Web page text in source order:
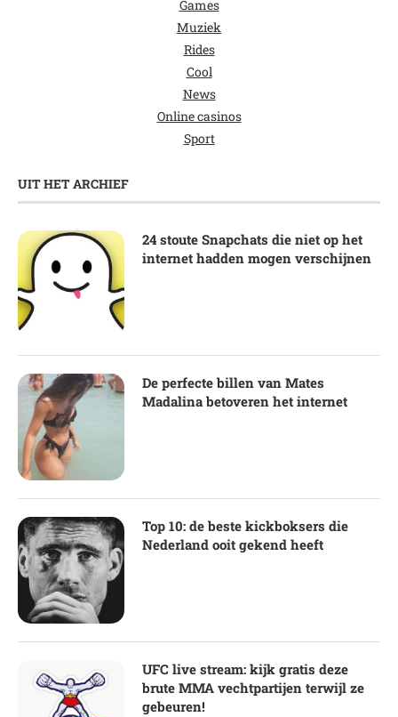
Games
Muziek
Rides
Cool
News
Online casinos
Sport
UIT HET ARCHIEF
24 stoute Snapchats die niet op het
internet hadden mogen verschijnen
De perfecte billen van Mates
Madalina betoveren het internet
Top 10: de beste kickboksers die
Nederland ooit gekend heeft
UFC live stream: kijk gratis deze
brute MMA vechtpartijen terwijl ze
gebeuren!